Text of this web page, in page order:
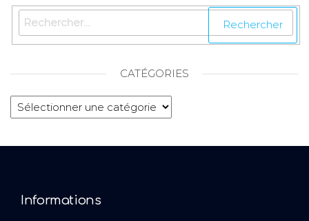
CATÉGORIES
Informations